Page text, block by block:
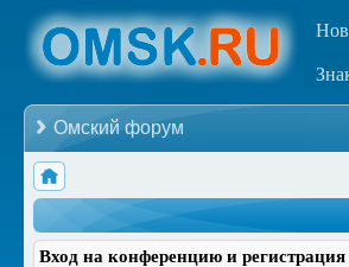
Омский форум
Вход на конференцию и регистрация